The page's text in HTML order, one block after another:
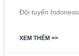
Đội tuyển
XEM THÊM >>